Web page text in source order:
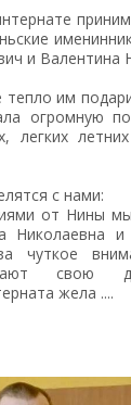
и Валентина
им
огромную
легких
с нами:
от Нины
Николаевна
чуткое
свою
жела ....